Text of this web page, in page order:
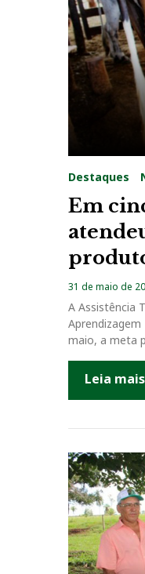
a
g
:
A
t
e
G
Destaques
Em
31 de maio de
A Assistência
maio, a meta
Leia mais